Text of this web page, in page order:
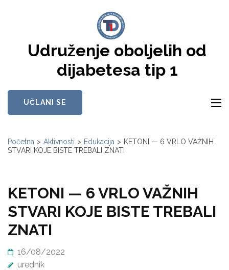
Udruženje oboljelih od
dijabetesa tip 1
UČLANI SE
Početna > Aktivnosti > Edukacija > KETONI — 6 VRLO VAŽNIH
STVARI KOJE BISTE TREBALI ZNATI
KETONI — 6 VRLO VAŽNIH
STVARI KOJE BISTE TREBALI
ZNATI
16/08/2022
urednik